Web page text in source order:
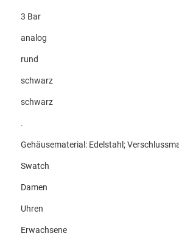
3 Bar
analog
rund
schwarz
schwarz
.
Gehäusematerial: Edelstahl;
Swatch
Damen
Uhren
Erwachsene